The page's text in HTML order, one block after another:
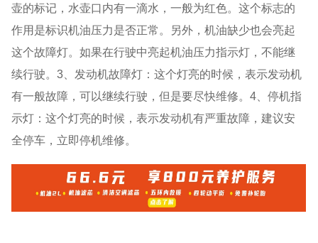
壶的标记，水壶口内有一滴水，一般为红色。这个标志的
作用是标识机油压力是否正常。另外，机油缺少也会亮起
这个故障灯。如果在行驶中亮起机油压力指示灯，不能继
续行驶。3、发动机故障灯：这个灯亮的时候，表示发动机
有一般故障，可以继续行驶，但是要尽快维修。4、停机指
示灯：这个灯亮的时候，表示发动机有严重故障，建议安
全停车，立即停机维修。